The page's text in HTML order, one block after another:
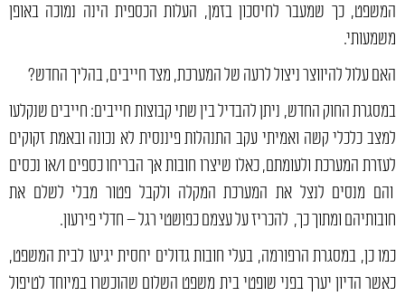
המשפט, כך שמעבר לחיסכון בזמן, העלות הכספית הינה נמוכה באופן
משמעותי.
האם עלול להיווצר ניצול לרעה של המערכת, מצד חייבים, בהליך החדש?
במסגרת החוק החדש, ניתן להבדיל בין שתי קבוצות חייבים: חייבים שנקלעו
למצב כלכלי קשה ואמיתי עקב התנהלות פיננסית לא נכונה ובאמת זקוקים
לעזרת המערכת ולעומתם, כאלו שיצרו חובות אך הבריחו כספים ו/או נכסים
והם מנסים לנצל את המערכת המקלה ולקבל פטור מבלי לשלם את
חובותיהם ומתוך כך, להכריז על עצמם כפושטי רגל – חדלי פירעון.
כמו כן, במסגרת הרפורמה, בעלי חובות גדולים יחסית יגיעו לבית המשפט,
כאשר הדיון יערך בפני שופטי בית משפט השלום שהוכשרו במיוחד לטיפול